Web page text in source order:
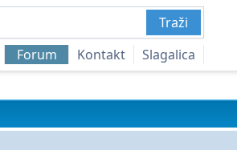
Traži
Forum Kontakt Slagalica